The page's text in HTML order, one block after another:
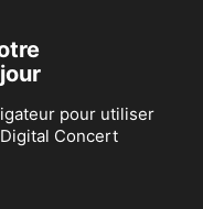
pour utiliser
Concert